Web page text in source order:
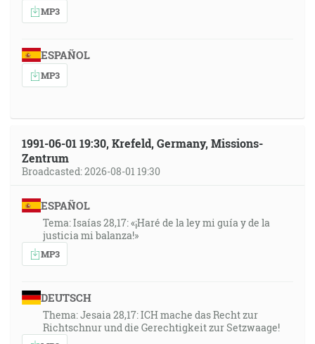
MP3
ESPAÑOL
MP3
1991-06-01 19:30, Krefeld, Germany, Missions-
Zentrum
Broadcasted: 2026-08-01 19:30
ESPAÑOL
Tema: Isaías 28,17: «¡Haré de la ley mi guía y de la
justicia mi balanza!»
MP3
DEUTSCH
Thema: Jesaia 28,17: ICH mache das Recht zur
Richtschnur und die Gerechtigkeit zur Setzwaage!